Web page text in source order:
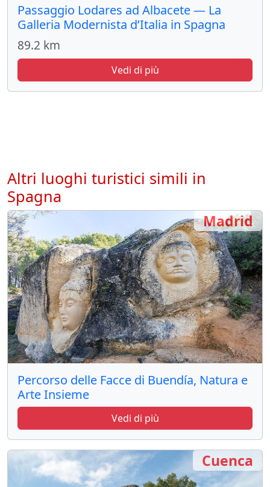
Passaggio Lodares ad Albacete — La
Galleria Modernista d’Italia in Spagna
89.2 km
Vedi di più
Altri luoghi turistici simili in
Spagna
Percorso delle Facce di Buendía, Natura e
Arte Insieme
Vedi di più
Madrid
Cuenca